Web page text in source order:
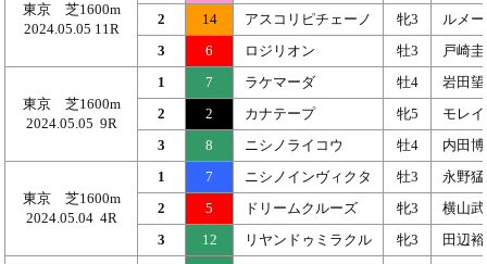
東京 芝1600m
2024.05.05 11R
2 14 アスコリピチェーノ 牝3 ルメ
3 6 ロジリオン 牡3 戸崎
東京 芝1600m
2024.05.05 9R
1 7 ラケマーダ 牡4 岩田
2 2 カナテープ 牝5 モレ
3 8 ニシノライコウ 牡4 内田
東京 芝1600m
2024.05.04 4R
1 7 ニシノインヴィクタ 牡3 永野
2 5 ドリームクルーズ 牝3 横山
3 12 リヤンドゥミラクル 牝3 田辺